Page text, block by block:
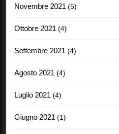
Novembre 2021 (5)
Ottobre 2021 (4)
Settembre 2021 (4)
Agosto 2021 (4)
Luglio 2021 (4)
Giugno 2021 (1)